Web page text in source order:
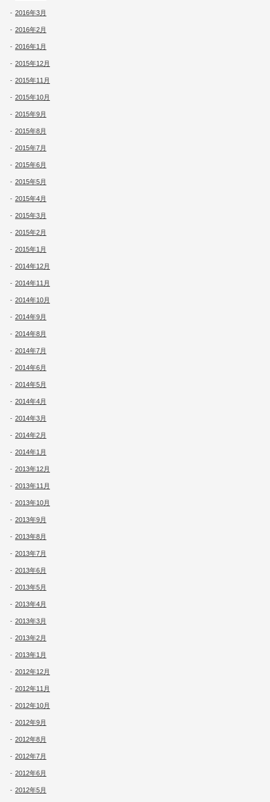
2016年3月
2016年2月
2016年1月
2015年12月
2015年11月
2015年10月
2015年9月
2015年8月
2015年7月
2015年6月
2015年5月
2015年4月
2015年3月
2015年2月
2015年1月
2014年12月
2014年11月
2014年10月
2014年9月
2014年8月
2014年7月
2014年6月
2014年5月
2014年4月
2014年3月
2014年2月
2014年1月
2013年12月
2013年11月
2013年10月
2013年9月
2013年8月
2013年7月
2013年6月
2013年5月
2013年4月
2013年3月
2013年2月
2013年1月
2012年12月
2012年11月
2012年10月
2012年9月
2012年8月
2012年7月
2012年6月
2012年5月